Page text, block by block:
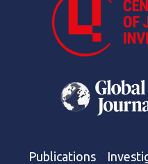
Publications